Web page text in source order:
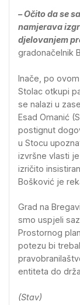
– Očito da se
namjerava
djelovanjem
gradonačelnik
Inače, po
Stolac otkupi
se nalazi u
Esad Omanić
postignut
u Stocu
izvršne vlasti
izričito
Bošković je
Grad na
smo uspjeli
Prostornog
potezu bi
entiteta do
(Stav)